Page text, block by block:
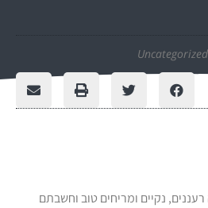
Uncategorized
נקיים ומריחים טוב וחשבתם